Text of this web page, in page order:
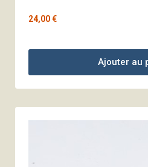
24,00 €
Ajouter au